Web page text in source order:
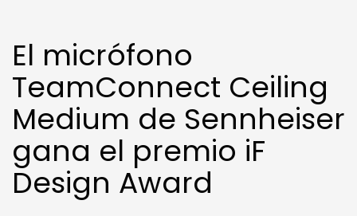
El micrófono
TeamConnect Ceiling
Medium de Sennheiser
gana el premio iF
Design Award